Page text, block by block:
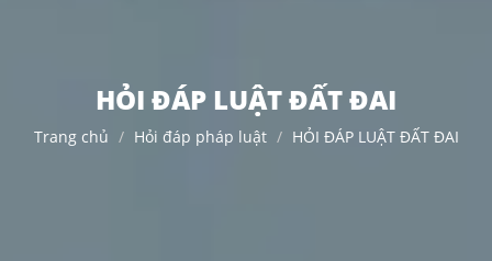
HỎI ĐÁP LUẬT ĐẤT ĐAI
Trang chủ Hỏi đáp pháp luật HỎI ĐÁP LUẬT ĐẤT ĐAI